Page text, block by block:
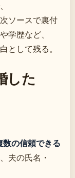
ソースで裏付
学歴など、
として残る。
した
数の信頼できる
夫の氏名・